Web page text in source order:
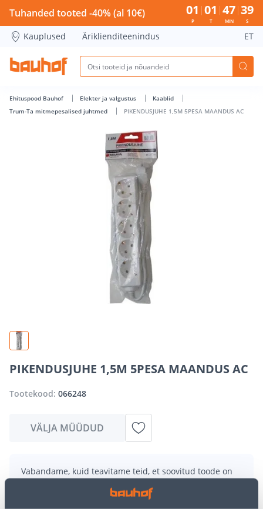
PIKENDUSJUHE 1,5M 5PESA MAANDUS AC - Bauhof has
Tuhanded tooted -40% (al 10€) 01
P
01
T
47
MIN
38
S
Kauplused Äriklienditeenindus ET
Ehituspood Bauhof Elekter ja valgustus
Kaablid
Trum-Ta mitmepesalised juhtmed
PIKENDUSJUHE 1,5M 5PESA MAANDUS AC
PIKENDUSJUHE 1,5M 5PESA MAANDUS AC
Tootekood: 066248
VÄLJA MÜÜDUD
Vabandame, kuid teavitame teid, et soovitud toode on
pakume suurepäraseid alternatiive samast
tootekategooriast, mis võivad teile sama palju rõõmu